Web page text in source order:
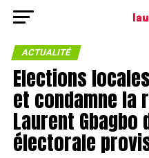
ACTUALITÉ
Elections
et condamne la
Laurent
électorale